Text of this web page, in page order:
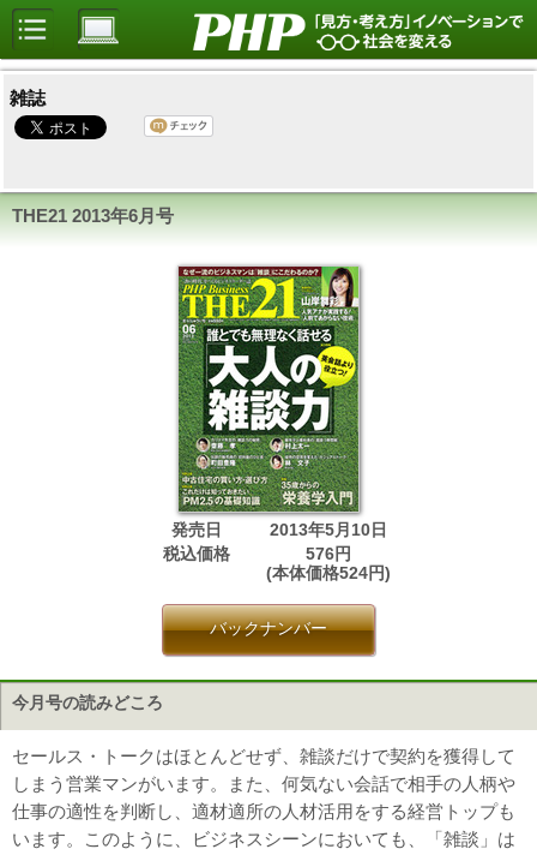
雑誌
THE21 2013年6月号
発売日
2013年5月10日
税込価格
576円
(本体価格524円)
バックナンバー
今月号の読みどころ
セールス・トークはほとんどせず、雑談だけで契約を獲得して
しまう営業マンがいます。また、何気ない会話で相手の人柄や
仕事の適性を判断し、適材適所の人材活用をする経営トップも
います。このように、ビジネスシーンにおいても、「雑談」は